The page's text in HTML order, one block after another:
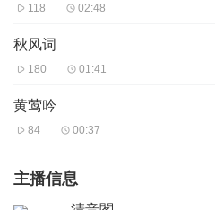
118 02:48
秋风词
180 01:41
黄莺吟
84 00:37
主播信息